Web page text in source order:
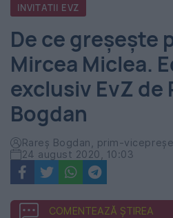
România
-
Evenimentul
Zilei
INVITATII EVZ
De ce greșește
Mircea Miclea.
exclusiv EvZ de
Bogdan
Rareș Bogdan, prim-
24 august 2020, 10:03
COMENTEAZĂ ȘTIREA